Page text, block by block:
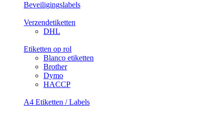
Beveiligingslabels
Verzendetiketten
DHL
Etiketten op rol
Blanco etiketten
Brother
Dymo
HACCP
A4 Etiketten / Labels